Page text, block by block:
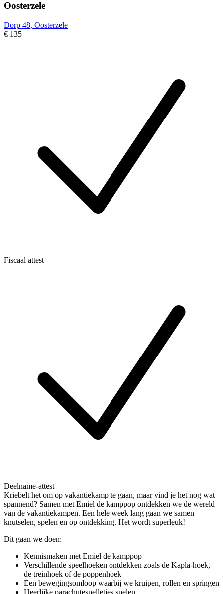
Oosterzele
Dorp 48, Oosterzele
€ 135
Fiscaal attest
Deelname-attest
Kriebelt het om op vakantiekamp te gaan, maar vind je het nog wat
spannend? Samen met Emiel de kamppop ontdekken we de wereld
van de vakantiekampen. Een hele week lang gaan we samen
knutselen, spelen en op ontdekking. Het wordt superleuk!
Dit gaan we doen:
Kennismaken met Emiel de kamppop
Verschillende speelhoeken ontdekken zoals de Kapla-hoek,
de treinhoek of de poppenhoek
Een bewegingsomloop waarbij we kruipen, rollen en springen
Heerlijke parachutespelletjes spelen